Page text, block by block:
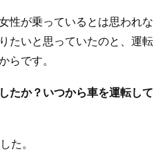
性が乗っているとは思われな
たいと思っていたのと、運転
らです。
たか？いつから車を運転して
た。